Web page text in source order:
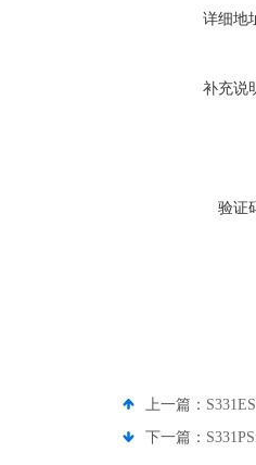
详细地
补充说
验证
上一篇：
下一篇：